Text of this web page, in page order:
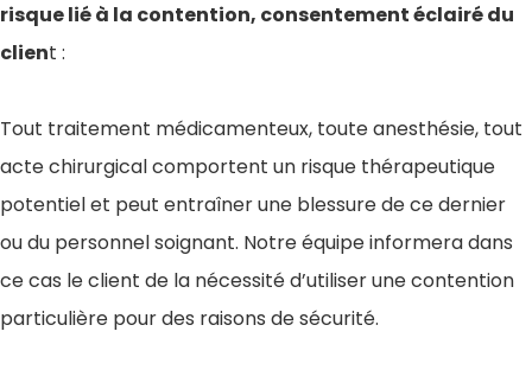
risque lié à la contention, consentement éclairé du
client :
Tout traitement médicamenteux, toute anesthésie, tout
acte chirurgical comportent un risque thérapeutique
potentiel et peut entraîner une blessure de ce dernier
ou du personnel soignant. Notre équipe informera dans
ce cas le client de la nécessité d’utiliser une contention
particulière pour des raisons de sécurité.